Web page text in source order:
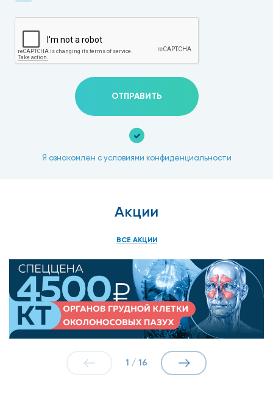
ОТПРАВИТЬ
Я ознакомлен с условиями конфиденциальности
Акции
ВСЕ АКЦИИ
1 / 16